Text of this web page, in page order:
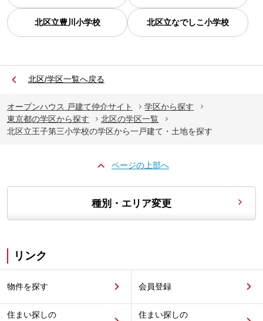
北区立豊川小学校 北区立なでしこ小学校
北区/学区一覧へ戻る
オープンハウス 戸建て仲介サイト
学区から探す
東京都の学区から探す
北区の学区一覧
北区立王子第三小学校の学区から一戸建て・土地を探す
ページの上部へ
種別・エリア変更
リンク
物件を探す 会員登録
住まい探しの
住まい探しの